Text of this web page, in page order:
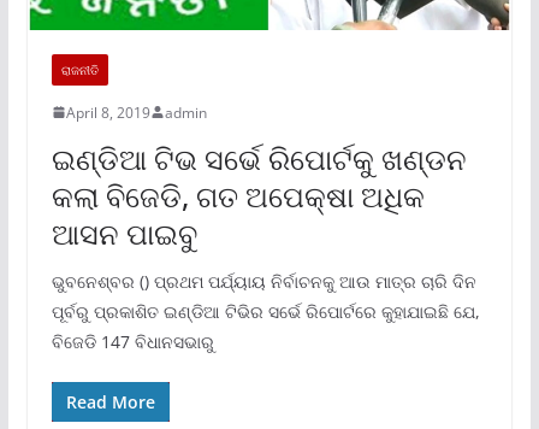
ରାଜନୀତି
April 8, 2019 admin
ଇଣ୍ଡିଆ ଟିଭ ସର୍ଭେ ରିପୋର୍ଟକୁ ଖଣ୍ଡନ
କଲା ବିଜେଡି, ଗତ ଅପେକ୍ଷା ଅଧିକ
ଆସନ ପାଇବୁ
ଭୁବନେଶ୍ବର () ପ୍ରଥମ ପର୍ଯ୍ୟାୟ ନିର୍ବାଚନକୁ ଆଉ ମାତ୍ର ଚାରି ଦିନ
ପୂର୍ବରୁ ପ୍ରକାଶିତ ଇଣ୍ଡିଆ ଟିଭିର ସର୍ଭେ ରିପୋର୍ଟରେ କୁହାଯାଇଛି ଯେ,
ବିଜେଡି 147 ବିଧାନସଭାରୁ
Read More